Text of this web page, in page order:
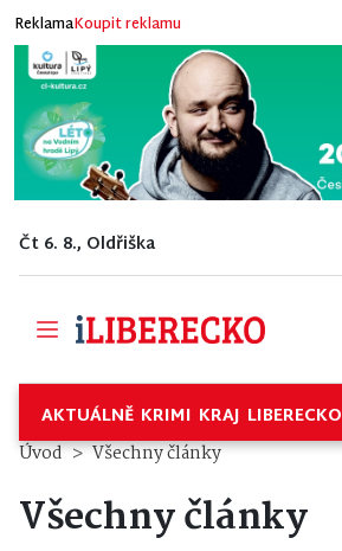
ReklamaKoupit reklamu
Čt 6. 8., Oldřiška
AKTUÁLNĚ KRIMI KRAJ LIBERECKO
Úvod Všechny články
Všechny články